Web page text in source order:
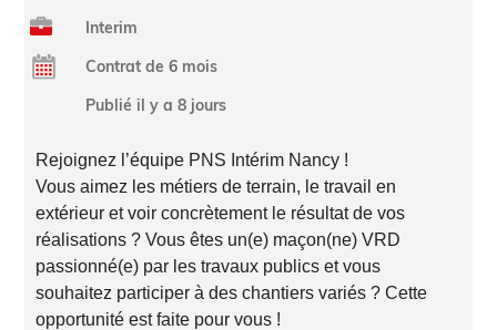
Interim
Contrat de 6 mois
Publié il y a 8 jours
Rejoignez l’équipe PNS Intérim Nancy !
Vous aimez les métiers de terrain, le travail en
extérieur et voir concrètement le résultat de vos
réalisations ? Vous êtes un(e) maçon(ne) VRD
passionné(e) par les travaux publics et vous
souhaitez participer à des chantiers variés ? Cette
opportunité est faite pour vous !